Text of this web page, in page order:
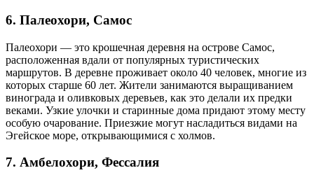
6. Палеохори, Самос
Палеохори — это крошечная деревня на острове Самос,
расположенная вдали от популярных туристических
маршрутов. В деревне проживает около 40 человек, многие из
которых старше 60 лет. Жители занимаются выращиванием
винограда и оливковых деревьев, как это делали их предки
веками. Узкие улочки и старинные дома придают этому месту
особую очарование. Приезжие могут насладиться видами на
Эгейское море, открывающимися с холмов.
7. Амбелохори, Фессалия